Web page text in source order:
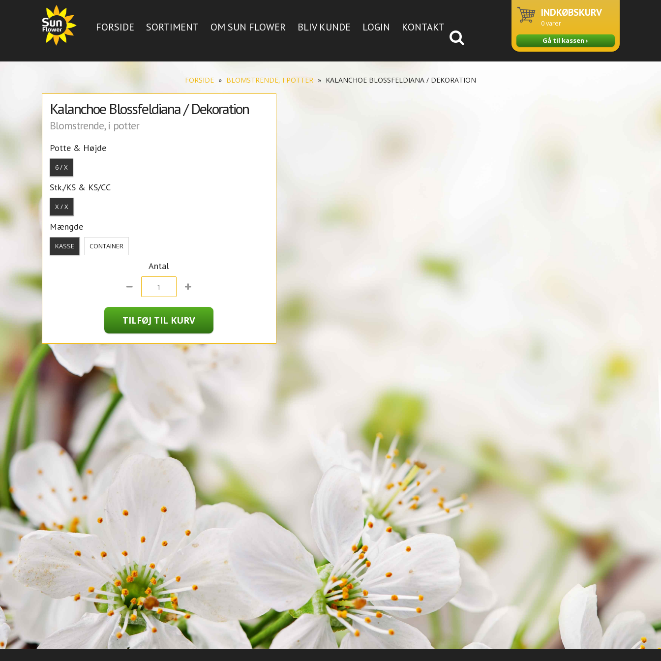
FORSIDE SORTIMENT OM SUN FLOWER BLIV KUNDE LOGIN KONTAKT
INDKØBSKURV
0varer
Gå til kassen ›
FORSIDE » BLOMSTRENDE, I POTTER » KALANCHOE BLOSSFELDIANA / DEKORATION
Kalanchoe Blossfeldiana / Dekoration
Blomstrende, i potter
Potte & Højde
6 / X
Stk./KS & KS/CC
X / X
Mængde
KASSE CONTAINER
Antal